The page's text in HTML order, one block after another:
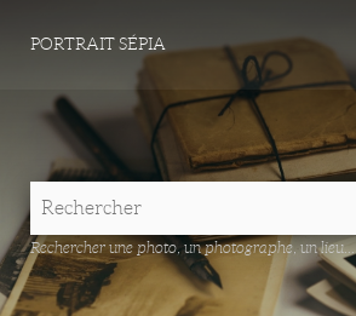
PORTRAIT SÉPIA
Rechercher une photo, un photographe, un lieu...